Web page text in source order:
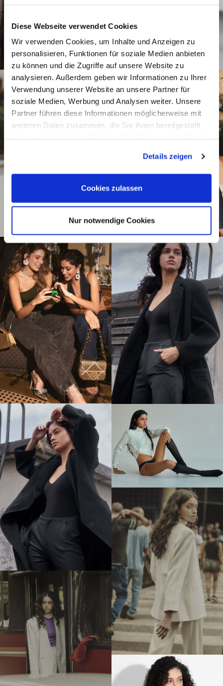
Diese Webseite verwendet Cookies
Wir verwenden Cookies, um Inhalte und Anzeigen zu
personalisieren, Funktionen für soziale Medien anbieten
zu können und die Zugriffe auf unsere Website zu
analysieren. Außerdem geben wir Informationen zu Ihrer
Verwendung unserer Website an unsere Partner für
soziale Medien, Werbung und Analysen weiter. Unsere
Partner führen diese Informationen möglicherweise mit
weiteren Daten zusammen, die Sie ihnen bereitgestellt
Details zeigen
Cookies zulassen
Nur notwendige Cookies